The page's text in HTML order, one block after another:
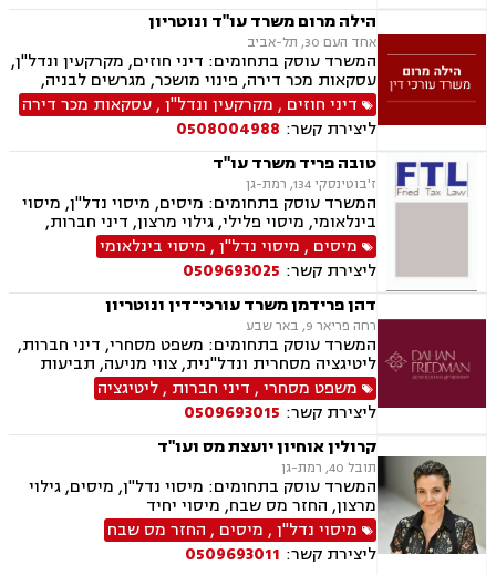
הילה מרום משרד עו"ד ונוטריון
אחד העם 30, תל-אביב
המשרד עוסק בתחומים: דיני חוזים, מקרקעין ונדל"ן,
עסקאות מכר דירה, פינוי מושכר, מגרשים לבניה,
מיסוי מקרקעין, ירושות וצוואת, ייפוי כוח מתמשך,
נוטריון.
דיני חוזים , מקרקעין ונדל"ן,עסקאות מכר דירה
ליצירת קשר: 0508004988
טובה פריד משרד עו"ד
ז'בוטינסקי 134, רמת-גן
המשרד עוסק בתחומים: מיסים, מיסוי נדל"ן, מיסוי
בינלאומי, מיסוי פלילי, גילוי מרצון, דיני חברות,
רישום חברות, פירוקים והקפאת הליכים, סכסוך בין
בעלי מניות, עסקאות מכר דירה, ירושות וצוואות,
עיזבונות, ייפוי כוח מתמשך.
מיסים , מיסוי נדל"ן, מיסוי בינלאומי
ליצירת קשר: 0509693025
דהן פרידמן משרד עורכי־דין ונוטריון
רחה פריאר 9, באר שבע
המשרד עוסק בתחומים: משפט מסחרי, דיני חברות,
ליטיגציה מסחרית ונדל"נית, צווי מניעה, תביעות
מקרקעין, דיני חוזים, ייפוי כוח מתמשך, ירושות
וצוואות, מסחר בינלאומי, משפט אזרחי, סכסוכי
שכנים, דיני עבודה, הסכמי ממון, מיסוי עירוני, מיסוי
נדל"ן, ארנונה, היטל פיתוח, היטל השבחה, נוטריון.
משפט מסחרי, דיני חברות ,ליטיגציה
ליצירת קשר: 0509693015
קרולין אוחיון יועצת מס ועו"ד
תובל 40, רמת-גן
המשרד עוסק בתחומים: מיסוי נדל"ן, מיסים, גילוי
מרצון, החזר מס שבח, מיסוי יחיד
מיסוי נדל"ן, מיסים , החזר מס שבח
ליצירת קשר: 0509693011